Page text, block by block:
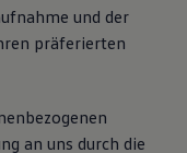
und der
präferierten
an uns durch die